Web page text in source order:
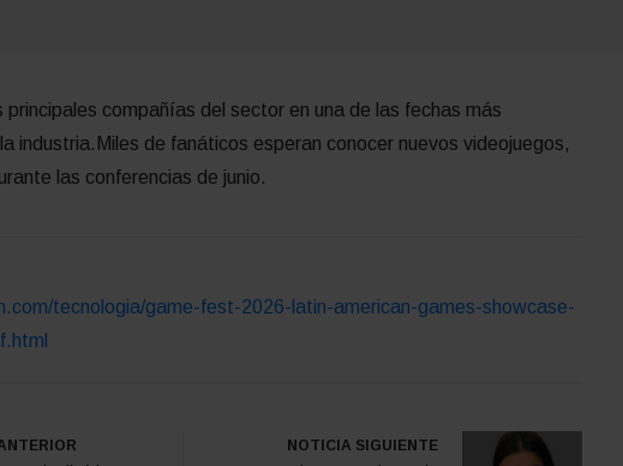
principales compañías del sector en una de las fechas más
industria.Miles de fanáticos esperan conocer nuevos videojuegos,
las conferencias de junio.
tecnologia/game-fest-2026-latin-american-games-showcase-
NOTICIA SIGUIENTE